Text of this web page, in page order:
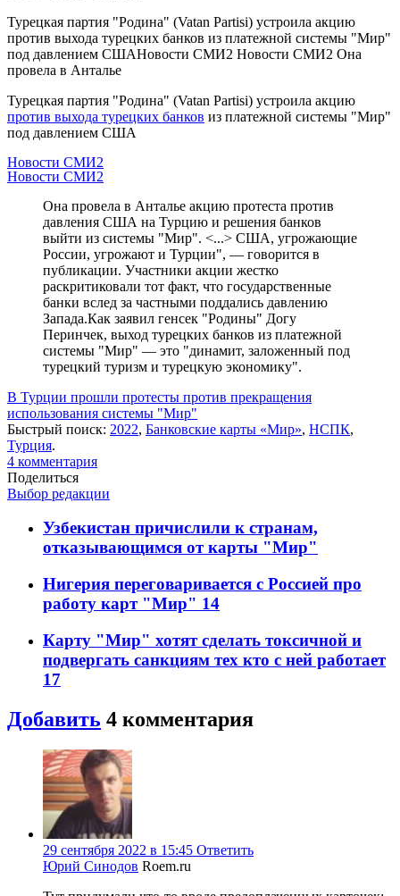
Турецкая партия "Родина" (Vatan Partisi) устроила акцию
против выхода турецких банков из платежной системы "Мир"
под давлением СШАНовости СМИ2 Новости СМИ2 Она
провела в Анталье
Турецкая партия "Родина" (Vatan Partisi) устроила акцию
против выхода турецких банков из платежной системы "Мир"
под давлением США
Новости СМИ2
Новости СМИ2
Она провела в Анталье акцию протеста против
давления США на Турцию и решения банков
выйти из системы "Мир". <...> США, угрожающие
России, угрожают и Турции", — говорится в
публикации. Участники акции жестко
раскритиковали тот факт, что государственные
банки вслед за частными поддались давлению
Запада.Как заявил генсек "Родины" Догу
Перинчек, выход турецких банков из платежной
системы "Мир" — это "динамит, заложенный под
турецкий туризм и турецкую экономику".
В Турции прошли протесты против прекращения
использования системы "Мир"
Быстрый поиск: 2022, Банковские карты «Мир», НСПК,
Турция.
4 комментария
Поделиться
Выбор редакции
Узбекистан причислили к странам,
отказывающимся от карты "Мир"
Нигерия переговаривается с Россией про
работу карт "Мир" 14
Карту "Мир" хотят сделать токсичной и
подвергать санкциям тех кто с ней работает
17
Добавить 4 комментария
29 сентября 2022 в 15:45 Ответить
Юрий Синодов Roem.ru